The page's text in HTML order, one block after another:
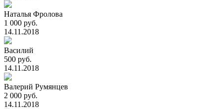
Наталья Фролова
1 000 руб.
14.11.2018
Василий
500 руб.
14.11.2018
Валерий Румянцев
2 000 руб.
14.11.2018